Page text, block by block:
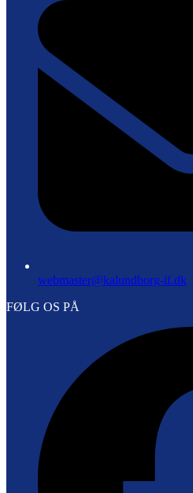
webmaster@kalundborg-if.dk
FØLG OS PÅ